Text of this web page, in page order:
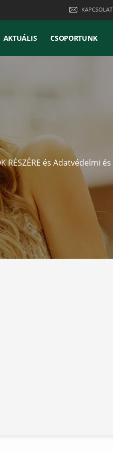
KAPCSOLAT
AKTUÁLIS CSOPORTUNK
RÉSZÉRE és Adatvédelmi és